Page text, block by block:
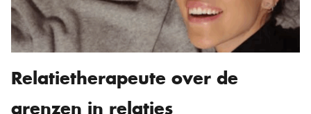
Relatietherapeute over de
grenzen in relaties